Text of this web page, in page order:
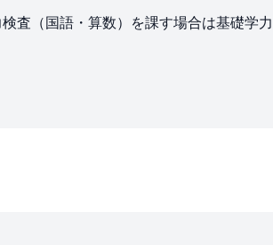
査（国語・算数）を課す場合は基礎学力